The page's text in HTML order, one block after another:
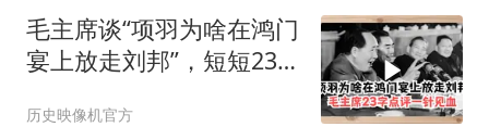
毛主席谈“项羽为啥在鸿门
宴上放走刘邦”，短短23
历史映像机官方